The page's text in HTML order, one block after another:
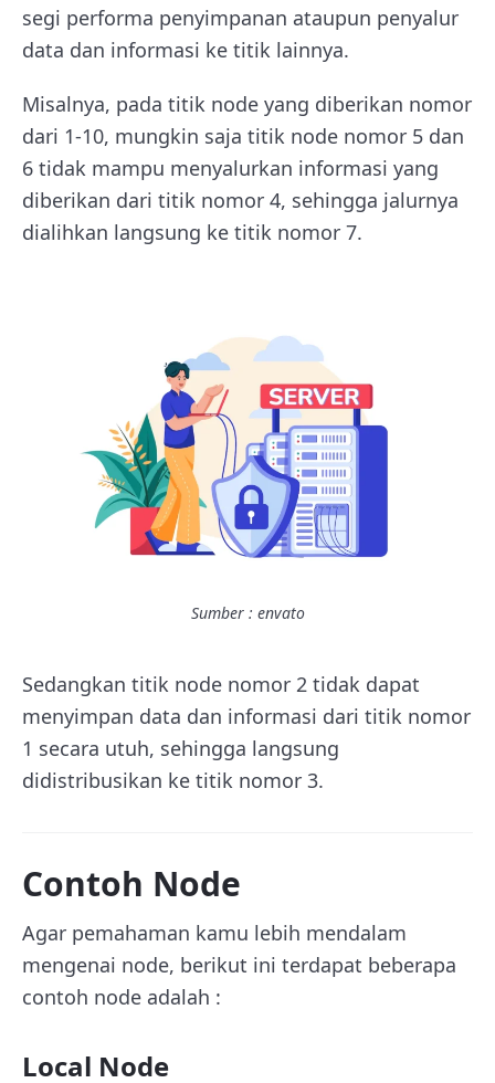
segi performa penyimpanan ataupun penyalur
data dan informasi ke titik lainnya.
Misalnya, pada titik node yang diberikan nomor
dari 1-10, mungkin saja titik node nomor 5 dan
6 tidak mampu menyalurkan informasi yang
diberikan dari titik nomor 4, sehingga jalurnya
dialihkan langsung ke titik nomor 7.
Sumber : envato
Sedangkan titik node nomor 2 tidak dapat
menyimpan data dan informasi dari titik nomor
1 secara utuh, sehingga langsung
didistribusikan ke titik nomor 3.
Contoh Node
Agar pemahaman kamu lebih mendalam
mengenai node, berikut ini terdapat beberapa
contoh node adalah :
Local Node